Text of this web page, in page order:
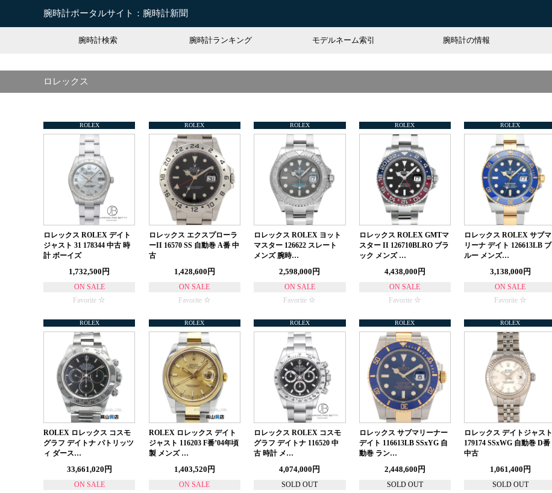
腕時計ポータルサイト：腕時計新聞
腕時計検索 腕時計ランキング モデルネーム索引 腕時計の情報
ロレックス
ROLEX
ロレックス ROLEX デイト
ジャスト 31 178344 中古 時
計 ボーイズ
1,732,500円
ON SALE
Favorite
ROLEX
ロレックス エクスプローラ
ーII 16570 SS 自動巻 A番 中
古
1,428,600円
ON SALE
Favorite
ROLEX
ロレックス ROLEX ヨット
マスター 126622 スレート
メンズ 腕時…
2,598,000円
ON SALE
Favorite
ROLEX
ロレックス ROLEX GMTマ
スター II 126710BLRO ブラ
ック メンズ …
4,438,000円
ON SALE
Favorite
ROLEX
ロレックス ROLEX サブマ
リーナ デイト 126613LB ブ
ルー メンズ…
3,138,000円
ON SALE
Favorite
ROLEX
ROLEX ロレックス コスモ
グラフ デイトナ パトリッツ
ィ ダース…
33,661,020円
ON SALE
ROLEX
ROLEX ロレックス デイト
ジャスト 116203 F番’04年頃
製 メンズ …
1,403,520円
ON SALE
ROLEX
ロレックス ROLEX コスモ
グラフ デイトナ 116520 中
古 時計 メ…
4,074,000円
SOLD OUT
ROLEX
ロレックス サブマリーナー
デイト 116613LB SSxYG 自
動巻 ラン…
2,448,600円
SOLD OUT
ROLEX
ロレックス デイトジャスト
179174 SSxWG 自動巻 D番
中古
1,061,400円
SOLD OUT